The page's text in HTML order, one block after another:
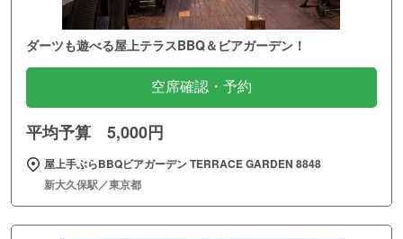
ダーツも遊べる屋上テラスBBQ＆ビアガーデン！
空席確認・予約
平均予算 5,000円
屋上手ぶらBBQビアガーデン TERRACE GARDEN 8848
新大久保駅／東京都